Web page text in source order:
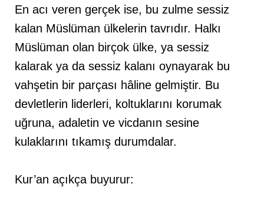
En acı veren gerçek ise, bu zulme sessiz
kalan Müslüman ülkelerin tavrıdır. Halkı
Müslüman olan birçok ülke, ya sessiz
kalarak ya da sessiz kalanı oynayarak bu
vahşetin bir parçası hâline gelmiştir. Bu
devletlerin liderleri, koltuklarını korumak
uğruna, adaletin ve vicdanın sesine
kulaklarını tıkamış durumdalar.
Kur’an açıkça buyurur: